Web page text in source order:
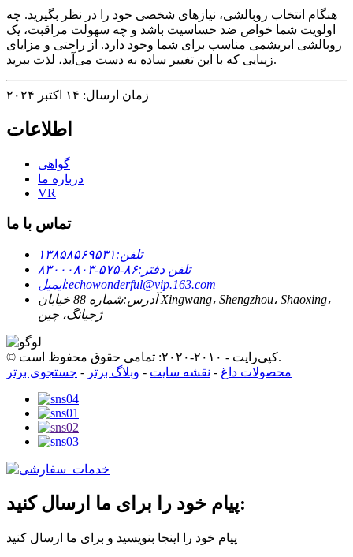
هنگام انتخاب روبالشی، نیازهای شخصی خود را در نظر بگیرید. چه
اولویت شما خواص ضد حساسیت باشد و چه سهولت مراقبت، یک
روبالشی ابریشمی مناسب برای شما وجود دارد. از راحتی و مزایای
زیبایی که با این تغییر ساده به دست می‌آید، لذت ببرید.
زمان ارسال: ۱۴ اکتبر ۲۰۲۴
اطلاعات
گواهی
درباره ما
VR
تماس با ما
تلفن:۱۳۸۵۸۵۶۹۵۳۱
تلفن دفتر:۸۶-۵۷۵-۸۳۰۰۰۸۰۳
ایمیل:echowonderful@vip.163.com
آدرس:
شماره 88 خیابان Xingwang، Shengzhou، Shaoxing،
ژجیانگ، چین
© کپی‌رایت - ۲۰۱۰-۲۰۲۰: تمامی حقوق محفوظ است.
محصولات داغ - نقشه سایت - وبلاگ برتر - جستجوی برتر
پیام خود را برای ما ارسال کنید:
پیام خود را اینجا بنویسید و برای ما ارسال کنید